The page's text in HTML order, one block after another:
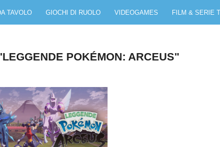
TAVOLO GIOCHI DI RUOLO VIDEOGAMES FILM & SERIE
POKÉMON: ARCEUS"